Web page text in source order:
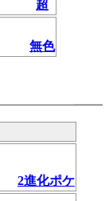
超
無色
2進化ポケ